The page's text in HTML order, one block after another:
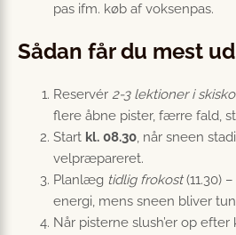
pas ifm. køb af voksenpas.
Sådan får du mest
Reservér 2-3 lektioner i
flere åbne pister, færre fald,
Start kl. 08.30, når sneen
velpræpareret.
Planlæg tidlig frokost(11.30)
energi, mens sneen bliver
Når pisterne slush’er op efter